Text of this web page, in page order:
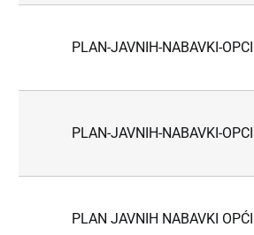
PLAN-JAVNIH-NABAVKI-
PLAN-JAVNIH-NABAVKI-
PLAN JAVNIH NABAVKI